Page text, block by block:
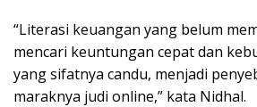
“Literasi keuangan yang belum
mencari keuntungan cepat dan
yang sifatnya candu, menjadi
maraknya judi online,” kata Nidhal.